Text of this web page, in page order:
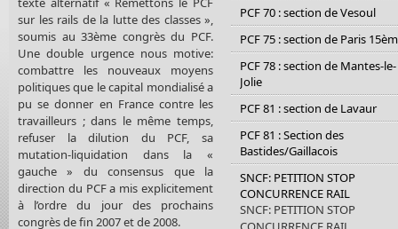
sur les rails de la lutte des classes »,
soumis au 33ème congrès du PCF.
Une double urgence nous motive:
combattre les nouveaux moyens
politiques que le capital mondialisé a
pu se donner en France contre les
travailleurs ; dans le même temps,
refuser la dilution du PCF, sa
mutation-liquidation dans la «
gauche » du consensus que la
direction du PCF a mis explicitement
à l’ordre du jour des prochains
congrès de fin 2007 et de 2008.
PCF 70 : section de Vesoul
PCF 75 : section de Paris
PCF 78 : section de Mantes-le-
Jolie
PCF 81 : section de Lavaur
PCF 81 : Section des
Bastides/Gaillacois
SNCF: PETITION STOP
CONCURRENCE RAIL
SNCF: PETITION STOP